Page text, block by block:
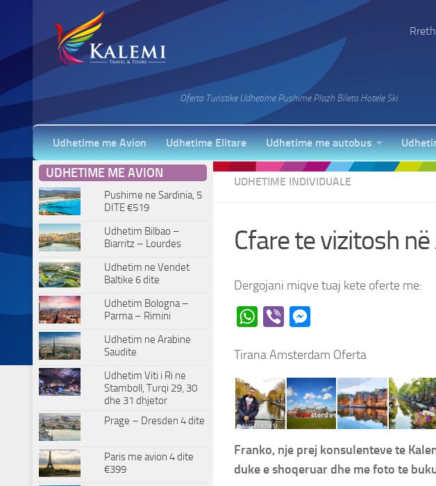
Oferta Turistike Udhetime Pushime Plazh Bileta Hotele Ski
Udhetime me Avion Udhetime Elitare Udhetime me autobus
UDHETIME INDIVIDUALE
Cfare te vizitosh
Dergojani miqve tuaj kete oferte me:
WhatsApp
Viber
Tirana Amsterdam Oferta
Franko, nje prej konsulenteve te
duke e shoqeruar dhe me foto te
UDHETIME ME AVION
Pushime ne Sardinia, 5
DITE €519
Udhetim Bilbao –
Biarritz – Lourdes
Udhetim ne Vendet
Baltike 6 dite
Udhetim Bologna –
Parma – Rimini
Udhetim ne Arabine
Saudite
Udhetim Viti i Ri ne
Stamboll, Turqi 29, 30
dhe 31 dhjetor
Prage – Dresden 4 dite
Paris me avion 4 dite
€399